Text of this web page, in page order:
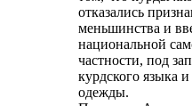
отказались
меньшинства и
национальной
частности, под
курдского языка
одежды.